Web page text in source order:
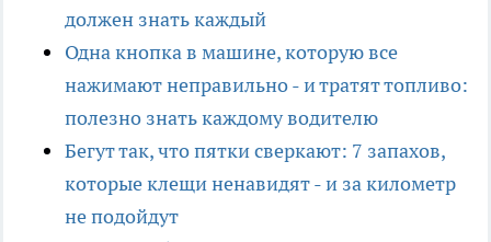
должен знать каждый
Одна кнопка в машине, которую все
нажимают неправильно - и тратят топливо:
полезно знать каждому водителю
Бегут так, что пятки сверкают: 7 запахов,
которые клещи ненавидят - и за километр
не подойдут